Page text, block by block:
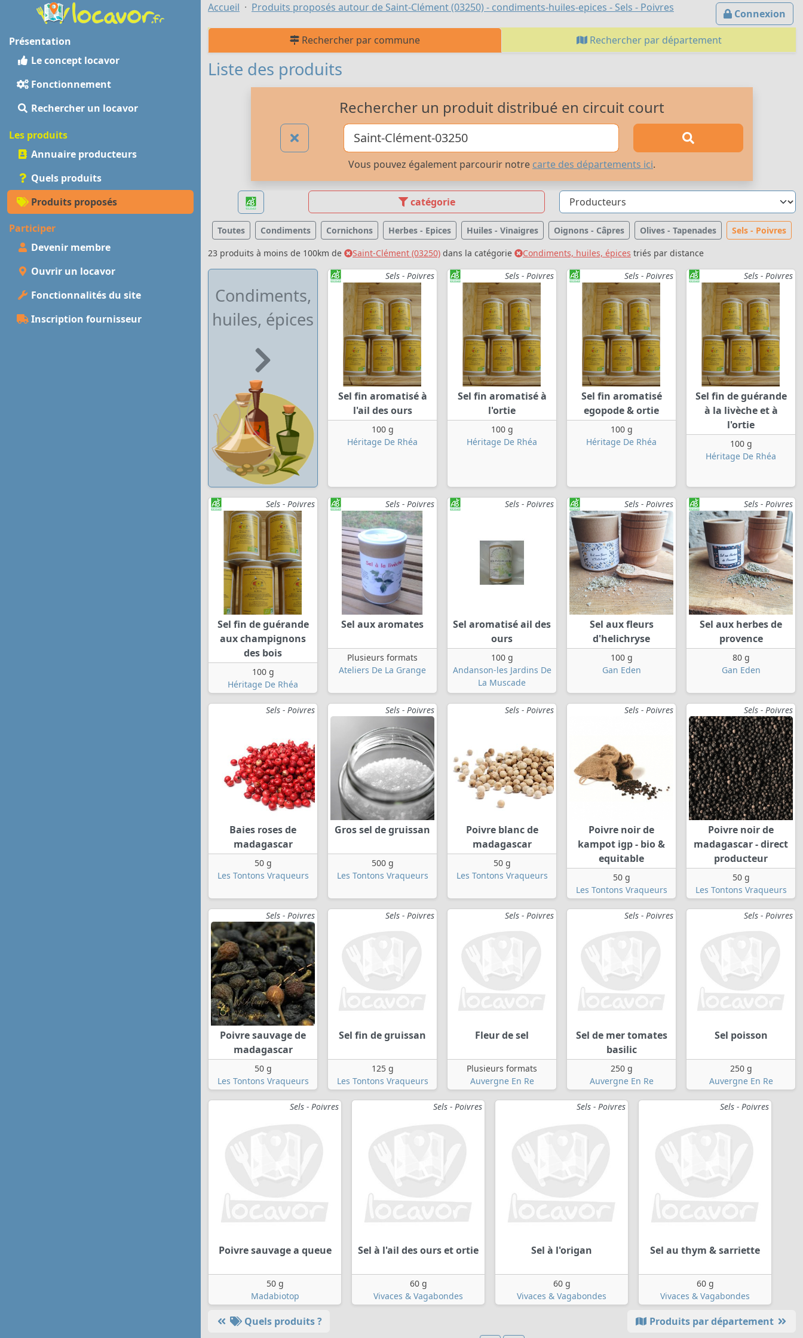
Présentation
Le concept locavor
Fonctionnement
Rechercher un locavor
Les produits
Annuaire producteurs
Quels produits
Produits proposés
Participer
Devenir membre
Ouvrir un locavor
Fonctionnalités du site
Inscription fournisseur
Connexion
Accueil Produits proposés autour de Saint-Clément (03250) - condiments-huiles-epices - Sels - Poivres
Rechercher par commune Rechercher par département
Liste des produits
Rechercher un produit distribué en circuit court
Vous pouvez également parcourir notre carte des départements ici.
catégorie
Toutes Condiments Cornichons Herbes - Epices Huiles - Vinaigres Oignons - Câpres Olives - Tapenades
Sels - Poivres
23 produits à moins de 100km de
Saint-Clément (03250) dans la catégorie Condiments, huiles, épices triés par distance
Condiments,
huiles, épices
Sels - Poivres
Sel fin aromatisé à
l'ail des ours
100 g
Héritage De Rhéa
Sels - Poivres
Sel fin aromatisé à
l'ortie
100 g
Héritage De Rhéa
Sels - Poivres
Sel fin aromatisé
egopode & ortie
100 g
Héritage De Rhéa
Sels - Poivres
Sel fin de guérande
à la livèche et à
l'ortie
100 g
Héritage De Rhéa
Sels - Poivres
Sel fin de guérande
aux champignons
des bois
100 g
Héritage De Rhéa
Sels - Poivres
Sel aux aromates
Plusieurs formats
Ateliers De La Grange
Sels - Poivres
Sel aromatisé ail des
ours
100 g
Andanson-les Jardins De
La Muscade
Sels - Poivres
Sel aux fleurs
d'helichryse
100 g
Gan Eden
Sels - Poivres
Sel aux herbes de
provence
80 g
Gan Eden
Sels - Poivres
Baies roses de
madagascar
50 g
Les Tontons Vraqueurs
Sels - Poivres
Gros sel de gruissan
500 g
Les Tontons Vraqueurs
Sels - Poivres
Poivre blanc de
madagascar
50 g
Les Tontons Vraqueurs
Sels - Poivres
Poivre noir de
kampot igp - bio &
equitable
50 g
Les Tontons Vraqueurs
Sels - Poivres
Poivre noir de
madagascar - direct
producteur
50 g
Les Tontons Vraqueurs
Sels - Poivres
Poivre sauvage de
madagascar
50 g
Les Tontons Vraqueurs
Sels - Poivres
Sel fin de gruissan
125 g
Les Tontons Vraqueurs
Sels - Poivres
Fleur de sel
Plusieurs formats
Auvergne En Re
Sels - Poivres
Sel de mer tomates
basilic
250 g
Auvergne En Re
Sels - Poivres
Sel poisson
250 g
Auvergne En Re
Sels - Poivres
Poivre sauvage a queue
50 g
Madabiotop
Sels - Poivres
Sel à l'ail des ours et ortie
60 g
Vivaces & Vagabondes
Sels - Poivres
Sel à l'origan
60 g
Vivaces & Vagabondes
Sels - Poivres
Sel au thym & sarriette
60 g
Vivaces & Vagabondes
Produits par département
Quels produits ?